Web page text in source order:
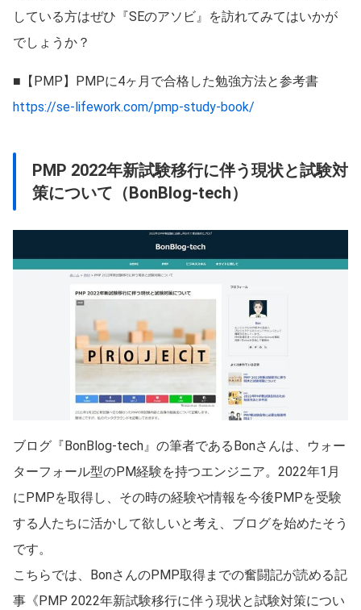
している方はぜひ『SEのアソビ』を訪れてみてはいかが
でしょうか？
■【PMP】PMPに4ヶ月で合格した勉強方法と参考書
https://se-lifework.com/pmp-study-book/
PMP 2022年新試験移行に伴う現状と試験対
策について（BonBlog-tech）
ブログ『BonBlog-tech』の筆者であるBonさんは、ウォー
ターフォール型のPM経験を持つエンジニア。2022年1月
にPMPを取得し、その時の経験や情報を今後PMPを受験
する人たちに活かして欲しいと考え、ブログを始めたそう
です。
こちらでは、BonさんのPMP取得までの奮闘記が読める記
事《PMP 2022年新試験移行に伴う現状と試験対策につい